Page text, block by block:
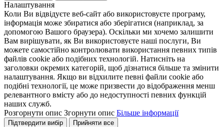
Налаштування
Коли Ви відвідуєте веб-сайт або використовуєте програму,
інформація може збиратися або зберігатися (наприклад, за
допомогою Вашого браузера). Оскільки ми хочемо залишити
Вам вирішувати, як Ви використовуєте наші послуги, Ви
можете самостійно контролювати використання певних типів
файлів cookie або подібних технологій. Натисніть на
заголовки окремих категорій, щоб дізнатися більше та змінити
налаштування. Якщо ви відхилите певні файли cookie або
подібні технології, це може призвести до відображення менш
релевантного вмісту або до недоступності певних функцій
наших служб.
Розгорнути опис Згорнути опис Більше інформації
Підтвердити вибір
Прийняти все